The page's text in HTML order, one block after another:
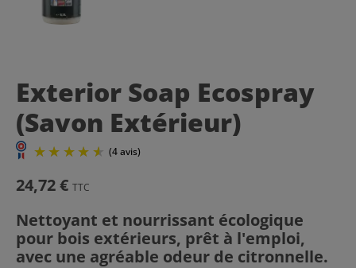
Exterior Soap Ecospray
(Savon Extérieur)
24,72 € TTC
Nettoyant et nourrissant écologique
pour bois extérieurs, prêt à l'emploi,
avec une agréable odeur de citronnelle.